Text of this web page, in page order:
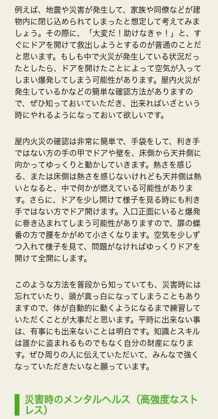
例えば、地震や災害が発生して、家族や同僚などが建
物内に閉じ込められてしまったと想定して考えてみま
しょう。その際に、「大変だ！助けなきゃ！」と、す
ぐにドアを開けて救出しようとするのが普通のことだ
と思います。もしも中で火災が発生している状況だっ
たとしたら、ドアを開けたことによって空気が入って
しまい爆発してしまう可能性があります。屋内火災が
発生しているかなどの簡単な確認方法がありますの
で、ぜひ知っておいていただき、出来ればいざという
時にやれるようになっておいて欲しいです。
屋内火災の確認は非常に簡単で、手袋をして、利き手
ではない方の手の甲でドアや壁を、床側から天井側に
向かってゆっくりと動かしていきます。熱さを感じ
る、または床側は熱さを感じないけれども天井側は熱
いとなると、中で何かが燃えている可能性がありま
す。さらに、ドアを少し開けて様子を見る時にも利き
手ではない方でドア開けます。入口正面にいると爆発
に巻き込まれてしまう可能性がありますので、扉の蝶
番の方で腰をかがめて小さくなります。空気を少しず
つ入れて様子を見て、問題がなければゆっくりドアを
開けて全開にします。
このような方法を普段から知っていても、災害時には
忘れていたり、頭が真っ白になってしまうこともあり
ますので、体が自動的に動くようになるまで練習して
いただくことが大事だと思います。平時に出来ない事
は、有事にも出来ないことは明白です。知識とスキル
は誰かに盗まれるものでもなく自分の財産になりま
す。ぜひ周りの人に伝えていただいて、みんなで強く
なっていただきたいなと願っています。
災害時のメンタルヘルス（高強度なスト
レス）